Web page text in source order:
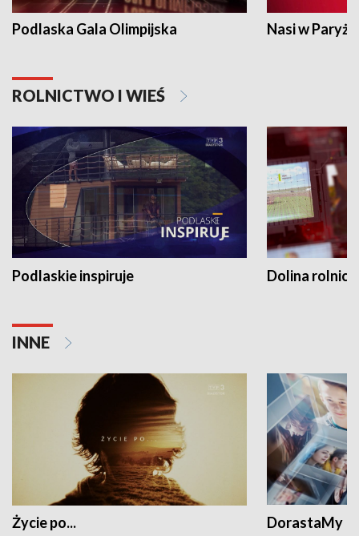
Podlaska Gala Olimpijska Nasi w Paryżu
ROLNICTWO I WIEŚ
Podlaskie inspiruje Dolina
INNE
Życie po... DorastaMy